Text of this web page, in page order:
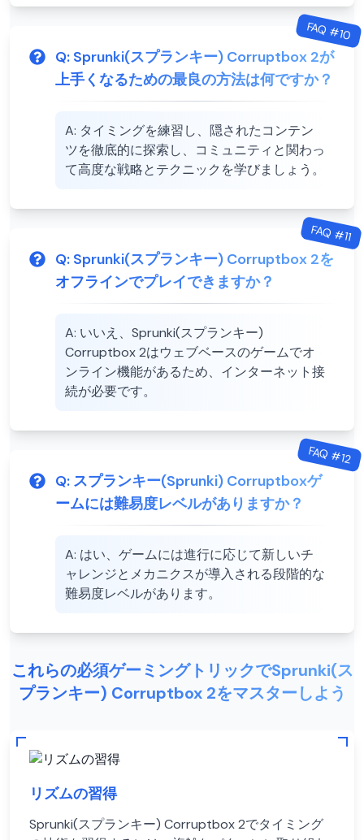
FAQ #10
Q: Sprunki(スプランキー) Corruptbox 2が
上手くなるための最良の方法は何ですか？
A: タイミングを練習し、隠されたコンテン
ツを徹底的に探索し、コミュニティと関わっ
て高度な戦略とテクニックを学びましょう。
FAQ #11
Q: Sprunki(スプランキー) Corruptbox 2を
オフラインでプレイできますか？
A: いいえ、Sprunki(スプランキー)
Corruptbox 2はウェブベースのゲームでオ
ンライン機能があるため、インターネット接
続が必要です。
FAQ #12
Q: スプランキー(Sprunki) Corruptboxゲ
ームには難易度レベルがありますか？
A: はい、ゲームには進行に応じて新しいチ
ャレンジとメカニクスが導入される段階的な
難易度レベルがあります。
これらの必須ゲーミングトリックでSprunki(ス
プランキー) Corruptbox 2をマスターしよう
リズムの習得
Sprunki(スプランキー) Corruptbox 2でタイミング